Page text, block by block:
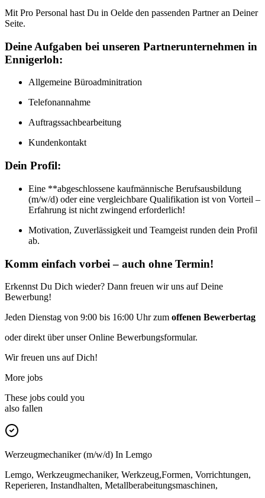
Mit Pro Personal hast Du in Oelde den passenden Partner an Deiner
Seite.
Deine Aufgaben bei unseren Partnerunternehmen in
Ennigerloh:
Allgemeine Büroadminitration
Telefonannahme
Auftragssachbearbeitung
Kundenkontakt
Dein Profil:
Eine **abgeschlossene kaufmännische Berufsausbildung
(m/w/d) oder eine vergleichbare Qualifikation ist von Vorteil –
Erfahrung ist nicht zwingend erforderlich!
Motivation, Zuverlässigkeit und Teamgeist runden dein Profil
ab.
Komm einfach vorbei – auch ohne Termin!
Erkennst Du Dich wieder? Dann freuen wir uns auf Deine
Bewerbung!
Jeden Dienstag von 9:00 bis 16:00 Uhr zum offenen Bewerbertag
oder direkt über unser Online Bewerbungsformular.
Wir freuen uns auf Dich!
More jobs
These jobs could you
also fallen
Werzeugmechaniker (m/w/d) In Lemgo
Lemgo, Werkzeugmechaniker, Werkzeug,Formen, Vorrichtungen,
Reperieren, Instandhalten, Metallberabeitungsmaschinen,